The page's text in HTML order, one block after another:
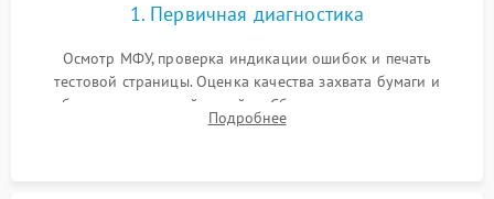
1. Первичная диагностика
Осмотр МФУ, проверка индикации ошибок и печать
тестовой страницы. Оценка качества захвата бумаги и
работы сканирующей линейки. Сбор данных о замятиях,
дефектах изображения или посторонних шумах при работе.
Подробнее